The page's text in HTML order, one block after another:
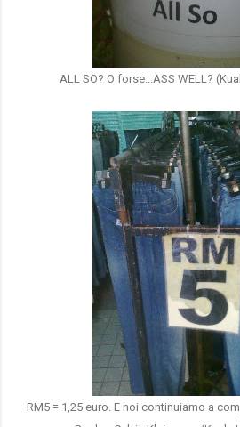
ALL SO? O forse...ASS WELL?
RM5 = 1,25 euro. E noi continuiamo a